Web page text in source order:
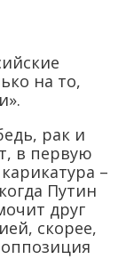
на то,
рак и
в первую
–
Путин
друг
скорее,